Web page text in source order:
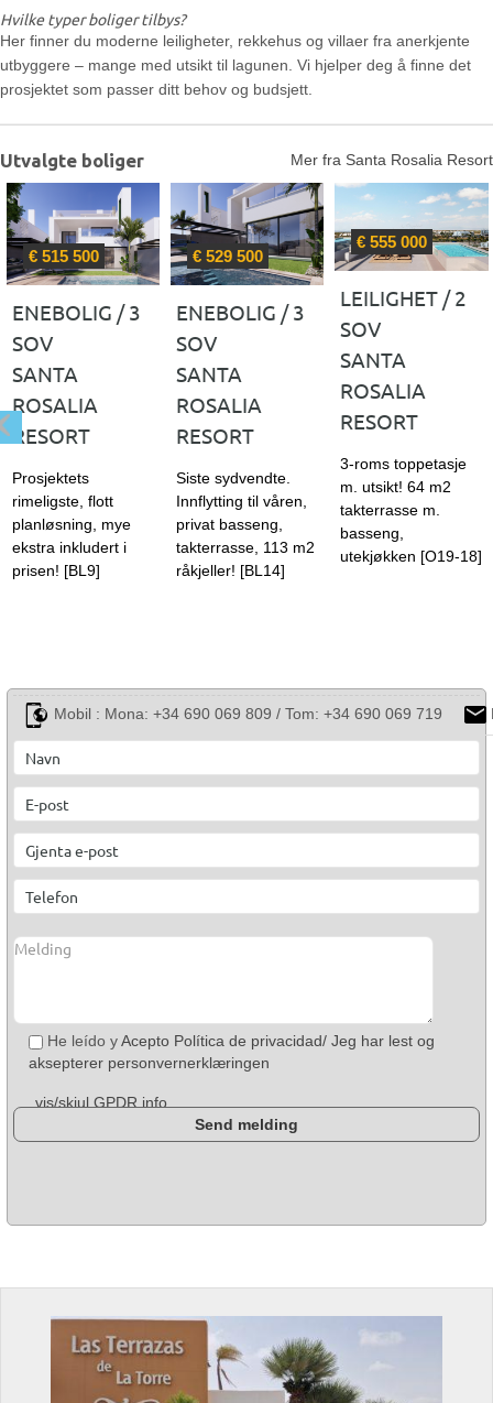
Hvilke typer boliger tilbys?
Her finner du moderne leiligheter, rekkehus og villaer fra anerkjente
utbyggere – mange med utsikt til lagunen. Vi hjelper deg å finne det
prosjektet som passer ditt behov og budsjett.
Utvalgte boliger Mer fra Santa Rosalia Resort
€ 515 500
ENEBOLIG / 3
SOV
SANTA
ROSALIA
RESORT
Prosjektets
rimeligste, flott
planløsning, mye
ekstra inkludert i
prisen! [BL9]
€ 529 500
ENEBOLIG / 3
SOV
SANTA
ROSALIA
RESORT
Siste sydvendte.
Innflytting til våren,
privat basseng,
takterrasse, 113 m2
råkjeller! [BL14]
€ 555 000
LEILIGHET / 2
SOV
SANTA
ROSALIA
RESORT
3-roms toppetasje
m. utsikt! 64 m2
takterrasse m.
basseng,
utekjøkken [O19-18]
Mobil : Mona: +34 690 069 809 / Tom: +34 690 069 719
He leído yAcepto Política de privacidad/ Jeg har lest og
aksepterer personvernerklæringen
vis/skjul GPDR info